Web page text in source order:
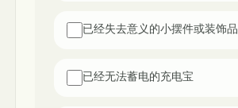
已经失去意义的小摆件或装饰品
已经无法蓄电的充电宝